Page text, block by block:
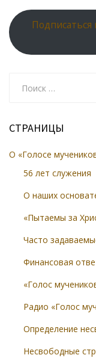
СТРАНИЦЫ
О «Голосе
56 лет служения
О наших
«Пытаемы за
Часто
Финансовая
«Голос
Радио «Голос
Определение
Несвободные